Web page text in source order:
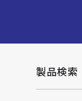
製品検索